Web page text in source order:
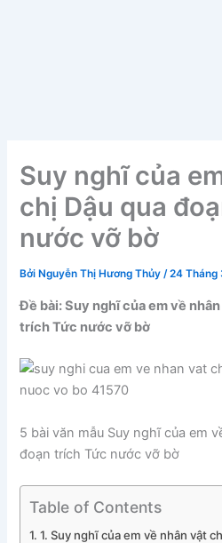
Suy nghĩ của
chị Dậu qua
nước vỡ bờ
Bởi Nguyễn Thị Hương Thủy/24 Tháng
Đề bài: Suy nghĩ của em về
trích Tức nước vỡ bờ
5 bài văn mẫu Suy nghĩ của em
đoạn trích Tức nước vỡ bờ
Table of Contents
1. Suy nghĩ của em về nhân vật